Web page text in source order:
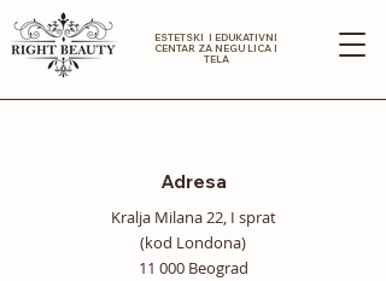
ESTETSKI I EDUKATIVNI
CENTAR ZA NEGU LICA I
TELA
Adresa
Kralja Milana 22, I sprat
(kod Londona)
11 000 Beograd